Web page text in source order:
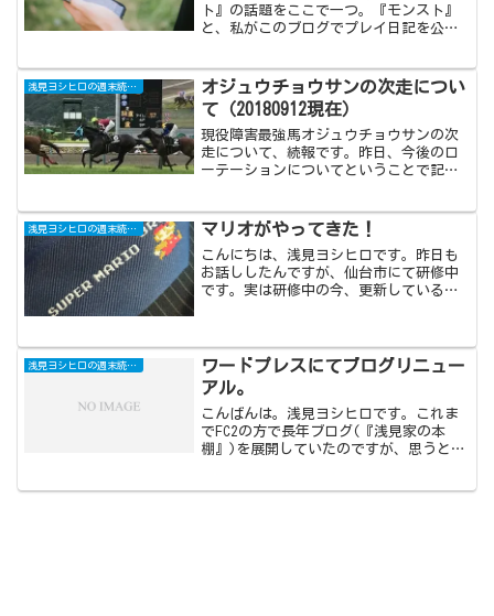
ト』の話題をここで一つ。『モンスト』
と、私がこのブログでプレイ日記を公開
2/2の正午からスタートしたようですね。
(adsbygoo...
浅見ヨシヒロの週末読書日記
オジュウチョウサンの次走につい
て（20180912現在）
現役障害最強馬オジュウチョウサンの次
走について、続報です。昨日、今後のロ
ーテーションについてということで記事
するとのニュースが飛び込んで参りまし
た。
浅見ヨシヒロの週末読書日記 マリオがやってきた！
こんにちは、浅見ヨシヒロです。昨日も
お話ししたんですが、仙台市にて研修中
です。実は研修中の今、更新しているの
浅見ヨシヒロの週末読書日記
ワードプレスにてブログリニュー
アル。
こんばんは。浅見ヨシヒロです。これま
でFC2の方で長年ブログ(『浅見家の本
棚』)を展開していたのですが、思うとこ